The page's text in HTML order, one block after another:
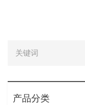
产品分类